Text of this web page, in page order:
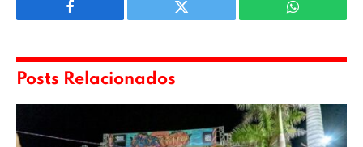
Facebook Twitter WhatsApp
Posts Relacionados